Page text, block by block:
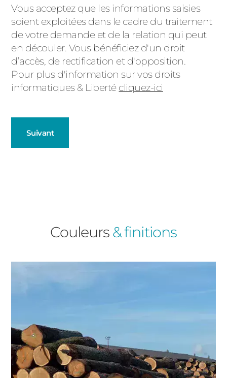
Message
d'état
Vous acceptez que les informations saisies
soient exploitées dans le cadre du traitement
de votre demande et de la relation qui peut
en découler. Vous bénéficiez d'un droit
d’accès, de rectification et d'opposition.
Pour plus d'information sur vos droits
informatiques & Liberté cliquez-ici
Suivant
Autre
Couleurs & finitions